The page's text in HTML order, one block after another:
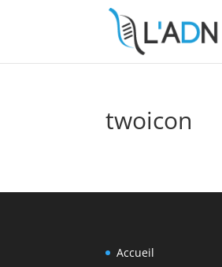
twoicon
Accueil